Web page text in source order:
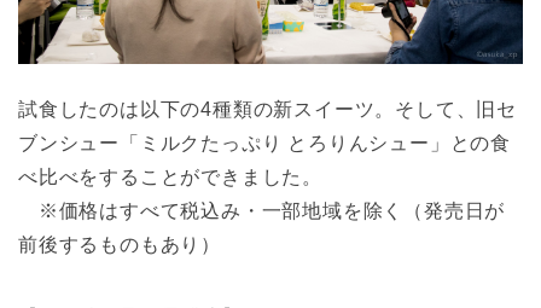
試食したのは以下の4種類の新スイーツ。そして、旧セ
ブンシュー「ミルクたっぷり とろりんシュー」との食
べ比べをすることができました。
※価格はすべて税込み・一部地域を除く（発売日が
前後するものもあり）